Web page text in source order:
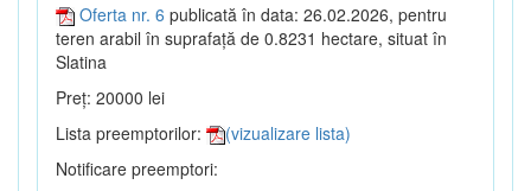
Oferta nr. 6 publicată în data: 26.02.2026, pentru
teren arabil în suprafață de 0.8231 hectare, situat în
Slatina
Preț: 20000 lei
Lista preemptorilor:
(vizualizare lista)
Notificare preemptori: